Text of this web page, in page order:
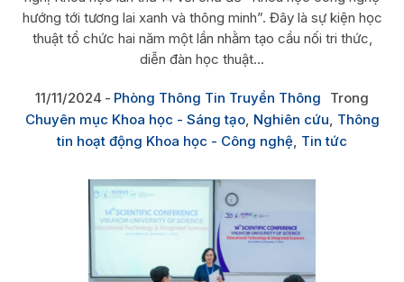
hướng tới tương lai xanh và thông minh”. Đây là sự kiện học
thuật tổ chức hai năm một lần nhằm tạo cầu nối tri thức,
diễn đàn học thuật...
11/11/2024 Phòng Thông Tin Truyền Thông
Trong
Chuyên mục Khoa học - Sáng tạo, Nghiên cứu Thông
tin hoạt động Khoa học - Công nghệ Tin tức